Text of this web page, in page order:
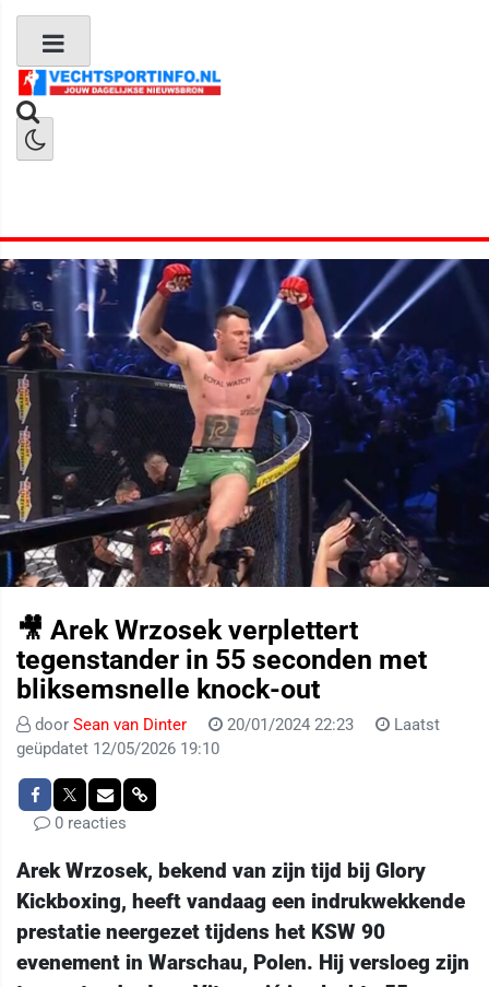
🎥 Arek Wrzosek verplettert
tegenstander in 55 seconden met
bliksemsnelle knock-out
door Sean van Dinter 20/01/2024 22:23
Laatst
geüpdatet 12/05/2026 19:10
0 reacties
Arek Wrzosek, bekend van zijn tijd bij Glory
Kickboxing, heeft vandaag een indrukwekkende
prestatie neergezet tijdens het KSW 90
evenement in Warschau, Polen. Hij versloeg zijn